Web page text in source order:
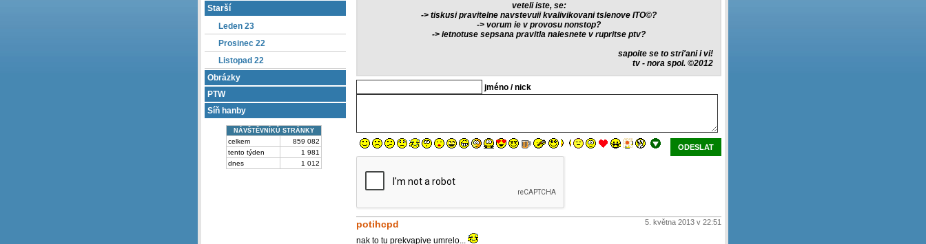
veteli iste, se:
-> tiskusi pravitelne navstevuii kvalivikovani tslenove ITO©?
-> vorum ie v provosu nonstop?
-> ietnotuse sepsana pravitla nalesnete v rupritse ptv?
sapoite se to stri'ani i vi!
tv - nora spol. ©2012
jméno / nick
ODESLAT
5. května 2013 v 22:51
potihcpd
nak to tu prekvapive umrelo...
Starší
Leden 23
Prosinec 22
Listopad 22
Obrázky
PTW
Síň hanby
NÁVŠTĚVNÍKŮ STRÁNKY
celkem
859 082
tento týden
1 981
dnes
1 012